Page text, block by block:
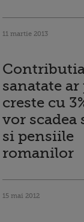
11 martie 2013
sanatate ar
creste cu
vor scadea
si pensiile
romanilor
15 mai 2012